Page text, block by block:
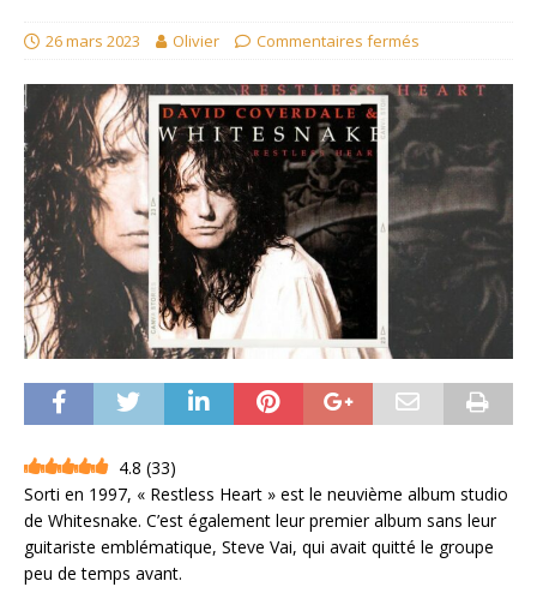
26 mars 2023 Olivier Commentaires fermés
4.8 (33)
Sorti en 1997, « Restless Heart » est le neuvième album studio
de Whitesnake. C’est également leur premier album sans leur
guitariste emblématique, Steve Vai, qui avait quitté le groupe
peu de temps avant.